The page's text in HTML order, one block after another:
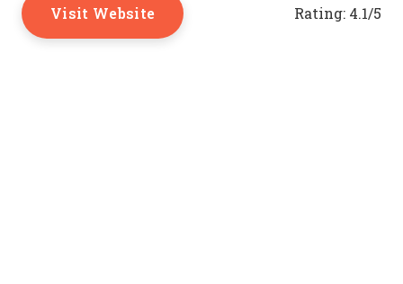
Visit Website Rating: 4.1/5